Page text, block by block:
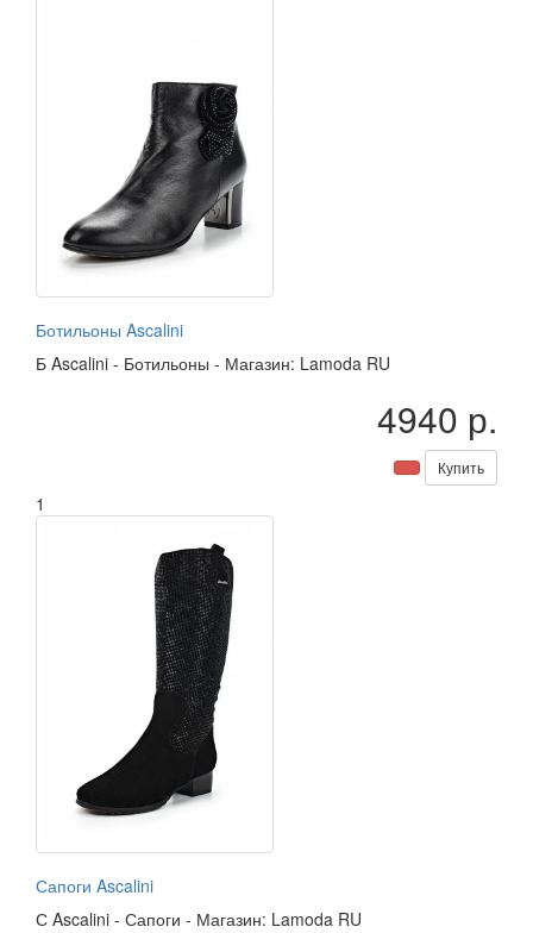
Ботильоны Ascalini
Б Ascalini - Ботильоны - Магазин: Lamoda RU
4940 р.
Купить
1
Сапоги Ascalini
С Ascalini - Сапоги - Магазин: Lamoda RU